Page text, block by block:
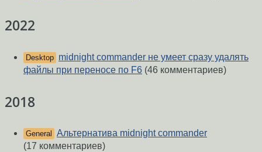
2022
Desktop midnight commander не умеет сразу удалять
файлы при переносе по F6 (46 комментариев)
2018
General
Альтернатива midnight commander
(17 комментариев)